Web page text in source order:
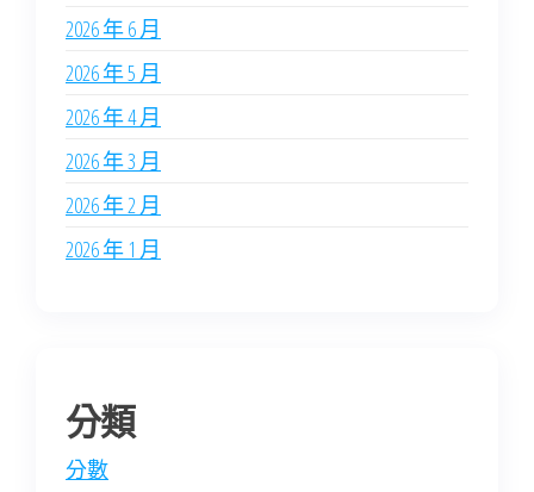
2026 年 6 月
2026 年 5 月
2026 年 4 月
2026 年 3 月
2026 年 2 月
2026 年 1 月
分類
分數